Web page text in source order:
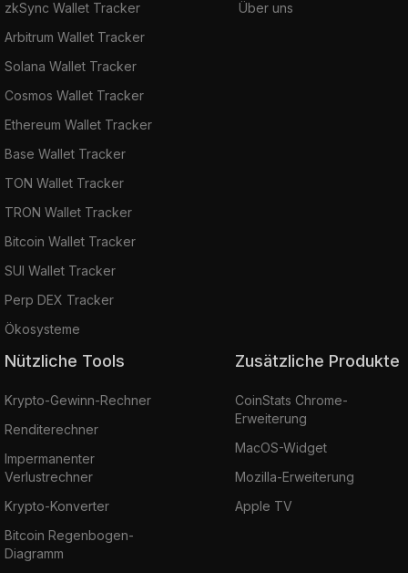
zkSync Wallet Tracker
Arbitrum Wallet Tracker
Solana Wallet Tracker
Cosmos Wallet Tracker
Ethereum Wallet Tracker
Base Wallet Tracker
TON Wallet Tracker
TRON Wallet Tracker
Bitcoin Wallet Tracker
SUI Wallet Tracker
Perp DEX Tracker
Ökosysteme
Über uns
Nützliche Tools
Krypto-Gewinn-Rechner
Renditerechner
Impermanenter
Verlustrechner
Krypto-Konverter
Bitcoin Regenbogen-
Diagramm
Zusätzliche Produkte
CoinStats Chrome-
Erweiterung
MacOS-Widget
Mozilla-Erweiterung
Apple TV